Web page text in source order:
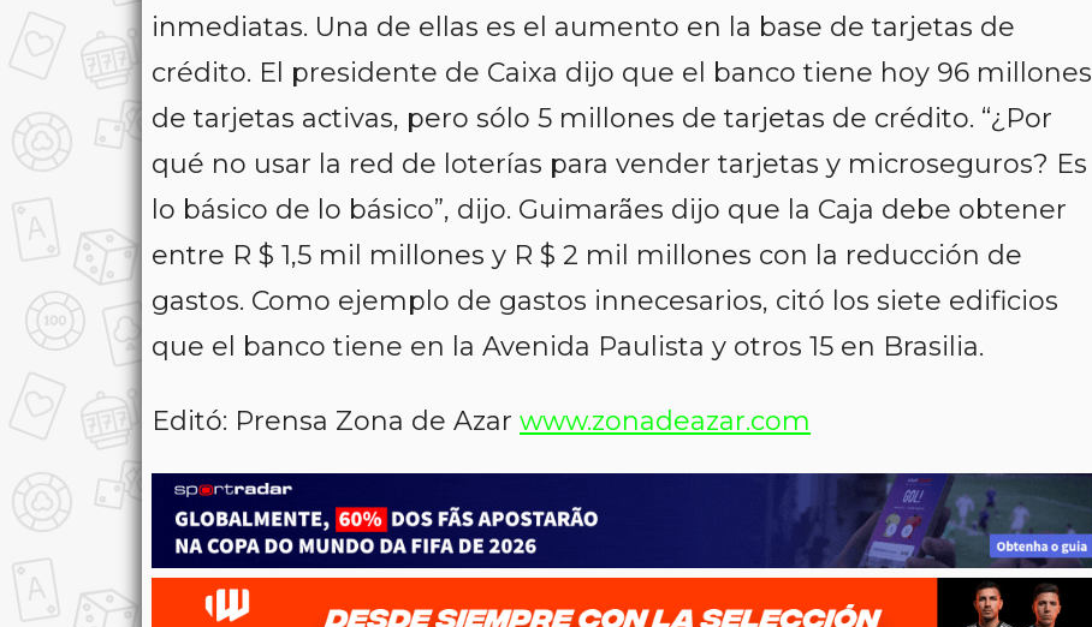
inmediatas. Una de ellas es el aumento en la base de tarjetas de
crédito. El presidente de Caixa dijo que el banco tiene hoy 96 millones
de tarjetas activas, pero sólo 5 millones de tarjetas de crédito. “¿Por
qué no usar la red de loterías para vender tarjetas y microseguros? Es
lo básico de lo básico”, dijo. Guimarães dijo que la Caja debe obtener
entre R $ 1,5 mil millones y R $ 2 mil millones con la reducción de
gastos. Como ejemplo de gastos innecesarios, citó los siete edificios
que el banco tiene en la Avenida Paulista y otros 15 en Brasilia.
Editó: Prensa Zona de Azar www.zonadeazar.com